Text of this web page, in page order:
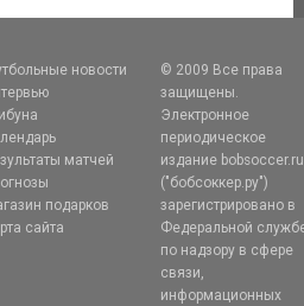
новости
матчей
подарков
сайта
© 2009 Все права
защищены.
Электронное
периодическое
издание bobsoccer.ru
("бобсоккер.ру")
зарегистрировано в
Федеральной
по надзору в сфере
связи,
информационных